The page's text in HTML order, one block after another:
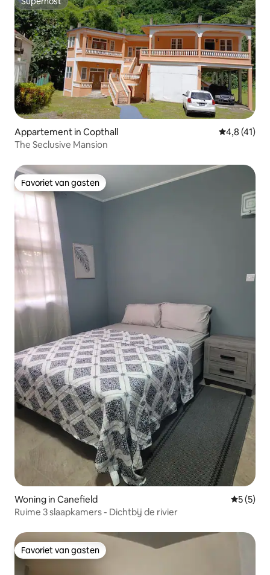
Superhost
Appartement in Copthall
4,8 (41)
The Seclusive Mansion
Favoriet van gasten
Favoriet van gasten
Woning in Canefield
5 (5)
Ruime 3 slaapkamers - Dichtbij de rivier
Favoriet van gasten
Favoriet van gasten